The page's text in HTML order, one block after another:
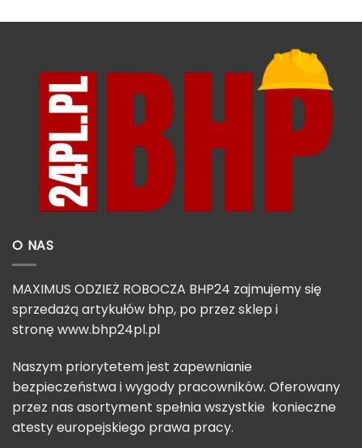
O NAS
MAXIMUS ODZIEŻ ROBOCZA BHP24 zajmujemy się
sprzedażą artykułów bhp, po przez sklep i
stronę www.bhp24pl.pl
Naszym priorytetem jest zapewnianie
bezpieczeństwa i wygody pracowników. Oferowany
przez nas asortyment spełnia wszystkie konieczne
atesty europejskiego prawa pracy.